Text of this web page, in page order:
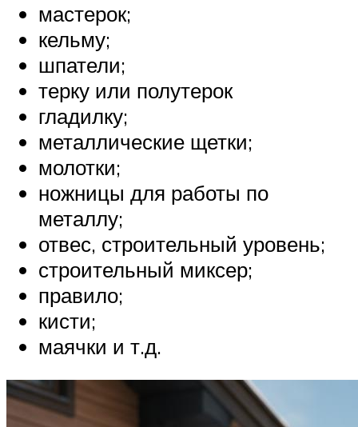
мастерок;
кельму;
шпатели;
терку или полутерок
гладилку;
металлические щетки;
молотки;
ножницы для работы по
металлу;
отвес, строительный уровень;
строительный миксер;
правило;
кисти;
маячки и т.д.